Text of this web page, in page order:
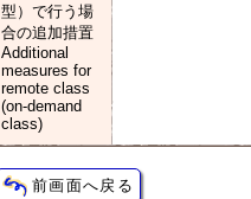
型）で行う場
合の追加措置
Additional
measures for
remote class
(on-demand
class)